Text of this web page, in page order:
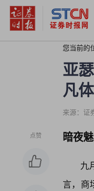
您当前的
亚
凡
来源：证
点赞 暗夜
九
言，商